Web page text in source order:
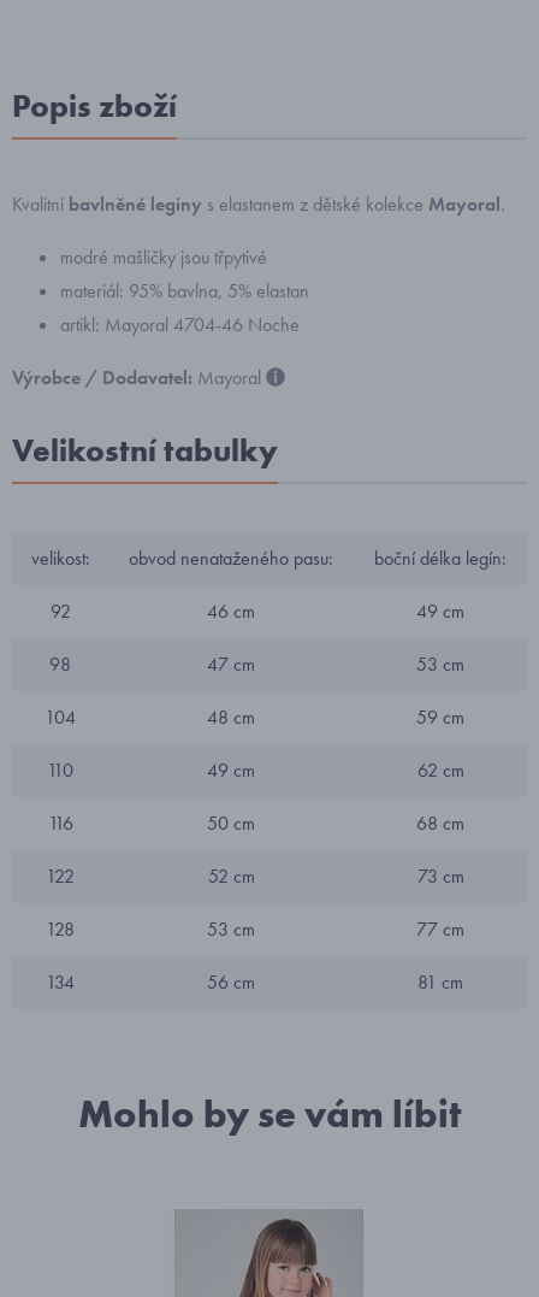
Popis zboží
Kvalitní bavlněné legíny s elastanem z dětské kolekce Mayoral.
modré mašličky jsou třpytivé
materiál: 95% bavlna, 5% elastan
artikl: Mayoral 4704-46 Noche
Výrobce / Dodavatel: Mayoral
Velikostní tabulky
velikost: obvod nenataženého pasu: boční délka legín:
92 46 cm 49 cm
98 47 cm 53 cm
104 48 cm 59 cm
110 49 cm 62 cm
116 50 cm 68 cm
122 52 cm 73 cm
128 53 cm 77 cm
134 56 cm 81 cm
Mohlo by se vám líbit